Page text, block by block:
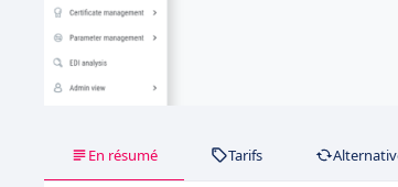
En résumé Tarifs